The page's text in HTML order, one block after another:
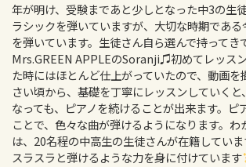
年が明け、受験まであと少しとなった中3の生
ラシックを弾いていますが、大切な時期であ
を弾いています。生徒さん自ら選んで持ってき
Mrs.GREEN APPLEのSoranji♫初めてレッス
た時にはほとんど仕上がっていたので、動画を
さい頃から、基礎を丁寧にレッスンしていく
なっても、ピアノを続けることが出来ます。ピ
ことで、色々な曲が弾けるようになります。わ
は、20名程の中高生の生徒さんが在籍してい
スラスラと弾けるような力を身に付けています